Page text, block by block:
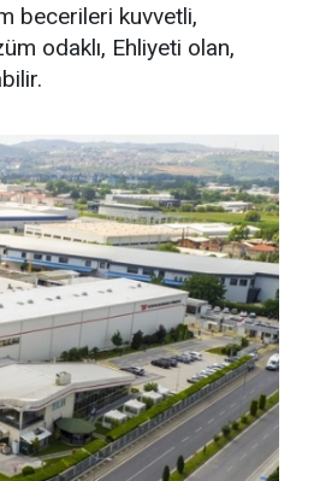
becerileri kuvvetli,
odaklı, Ehliyeti olan,